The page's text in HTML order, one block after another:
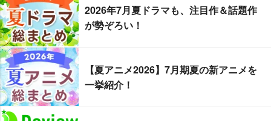
2026年7月夏ドラマも、注目作＆話題作
が勢ぞろい！
【夏アニメ2026】7月期夏の新アニメを
一挙紹介！